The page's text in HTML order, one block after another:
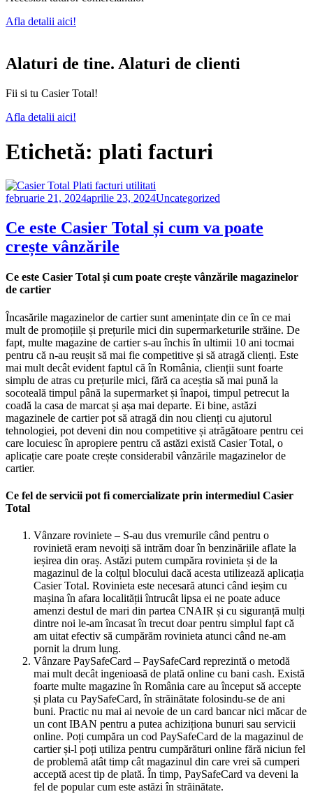
Afla detalii aici!
Alaturi de tine. Alaturi de clienti
Fii si tu Casier Total!
Afla detalii aici!
Etichetă: plati facturi
februarie 21, 2024aprilie 23, 2024Uncategorized
Ce este Casier Total și cum va poate
crește vânzările
Ce este Casier Total și cum poate crește vânzările magazinelor
de cartier
Încasările magazinelor de cartier sunt amenințate din ce în ce mai
mult de promoțiile și prețurile mici din supermarketurile străine. De
fapt, multe magazine de cartier s-au închis în ultimii 10 ani tocmai
pentru că n-au reușit să mai fie competitive și să atragă clienți. Este
mai mult decât evident faptul că în România, clienții sunt foarte
simplu de atras cu prețurile mici, fără ca aceștia să mai pună la
socoteală timpul până la supermarket și înapoi, timpul petrecut la
coadă la casa de marcat și așa mai departe. Ei bine, astăzi
magazinele de cartier pot să atragă din nou clienți cu ajutorul
tehnologiei, pot deveni din nou competitive și atrăgătoare pentru cei
care locuiesc în apropiere pentru că astăzi există Casier Total, o
aplicație care poate crește considerabil vânzările magazinelor de
cartier.
Ce fel de servicii pot fi comercializate prin intermediul Casier
Total
Vânzare roviniete – S-au dus vremurile când pentru o
rovinietă eram nevoiți să intrăm doar în benzinăriile aflate la
ieșirea din oraș. Astăzi putem cumpăra rovinieta și de la
magazinul de la colțul blocului dacă acesta utilizează aplicația
Casier Total. Rovinieta este necesară atunci când ieșim cu
mașina în afara localității întrucât lipsa ei ne poate aduce
amenzi destul de mari din partea CNAIR și cu siguranță mulți
dintre noi le-am încasat în trecut doar pentru simplul fapt că
am uitat efectiv să cumpărăm rovinieta atunci când ne-am
pornit la drum lung.
Vânzare PaySafeCard – PaySafeCard reprezintă o metodă
mai mult decât ingenioasă de plată online cu bani cash. Există
foarte multe magazine în România care au început să accepte
și plata cu PaySafeCard, în străinătate folosindu-se de ani
buni. Practic nu mai ai nevoie de un card bancar nici măcar de
un cont IBAN pentru a putea achiziționa bunuri sau servicii
online. Poți cumpăra un cod PaySafeCard de la magazinul de
cartier și-l poți utiliza pentru cumpărături online fără niciun fel
de problemă atât timp cât magazinul din care vrei să cumperi
acceptă acest tip de plată. În timp, PaySafeCard va deveni la
fel de popular cum este astăzi în străinătate.